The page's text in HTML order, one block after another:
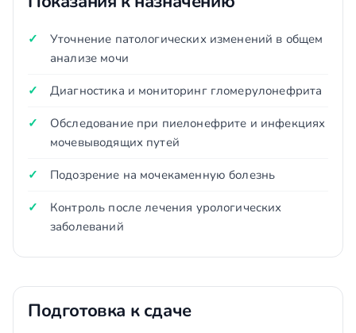
Уточнение патологических изменений в общем
анализе мочи
Диагностика и мониторинг гломерулонефрита
Обследование при пиелонефрите и инфекциях
мочевыводящих путей
Подозрение на мочекаменную болезнь
Контроль после лечения урологических
заболеваний
Подготовка к сдаче